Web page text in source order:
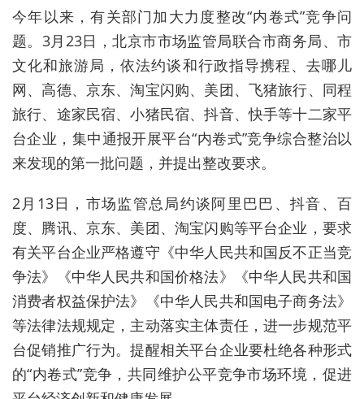
今年以来，有关部门加大力度整改“内卷式”竞争问
题。3月23日，北京市市场监管局联合市商务局、市
文化和旅游局，依法约谈和行政指导携程、去哪儿
网、高德、京东、淘宝闪购、美团、飞猪旅行、同程
旅行、途家民宿、小猪民宿、抖音、快手等十二家平
台企业，集中通报开展平台“内卷式”竞争综合整治以
来发现的第一批问题，并提出整改要求。
2月13日，市场监管总局约谈阿里巴巴、抖音、百
度、腾讯、京东、美团、淘宝闪购等平台企业，要求
有关平台企业严格遵守《中华人民共和国反不正当竞
争法》《中华人民共和国价格法》《中华人民共和国
消费者权益保护法》《中华人民共和国电子商务法》
等法律法规规定，主动落实主体责任，进一步规范平
台促销推广行为。提醒相关平台企业要杜绝各种形式
的“内卷式”竞争，共同维护公平竞争市场环境，促进